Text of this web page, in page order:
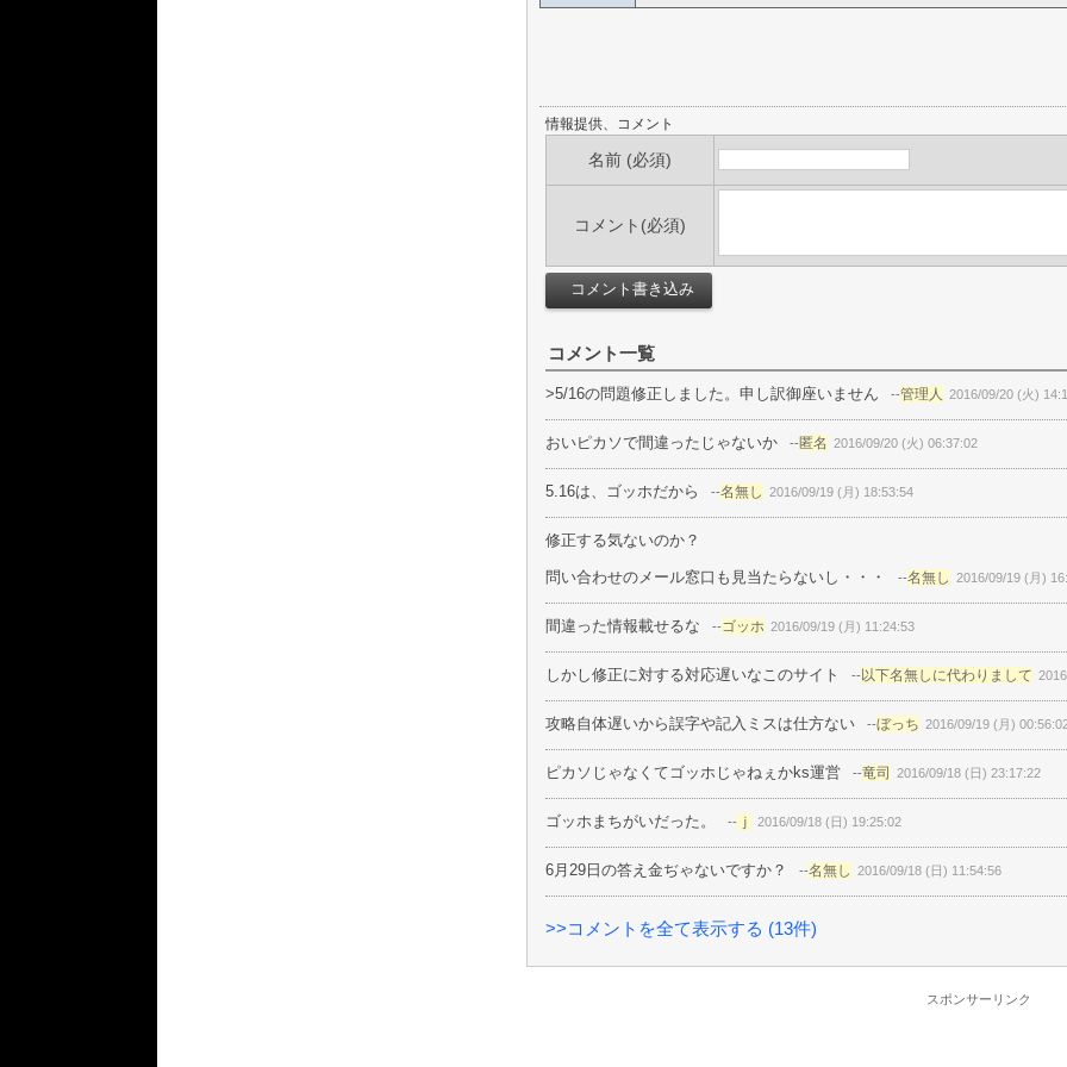
情報提供、コメント
名前 (必須)
コメント(必須)
コメント一覧
>5/16の問題修正しました。申し訳御座いません --管理人 2016/09/20 (火)
おいピカソで間違ったじゃないか -- 匿名 2016/09/20 (火) 06:37:02
5.16は、ゴッホだから --名無し 2016/09/19 (月) 18:53:54
修正する気ないのか？
問い合わせのメール窓口も見当たらないし・・・ --名無し 2016/09/19 (月)
間違った情報載せるな --ゴッホ 2016/09/19 (月) 11:24:53
しかし修正に対する対応遅いなこのサイト -- 以下名無しに代わりまして
攻略自体遅いから誤字や記入ミスは仕方ない --ぼっち 2016/09/19 (月)
ピカソじゃなくてゴッホじゃねぇかks運営 --竜司 2016/09/18 (日) 23:17:22
ゴッホまちがいだった。 -- ｊ 2016/09/18 (日) 19:25:02
6月29日の答え金ぢゃないですか？ --名無し 2016/09/18 (日) 11:54:56
>>コメントを全て表示する (13件)
スポンサーリンク